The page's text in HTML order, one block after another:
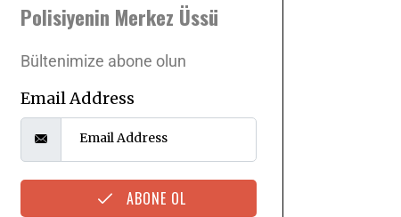
Polisiyenin Merkez Üssü
Bültenimize abone olun
Email Address
ABONE OL